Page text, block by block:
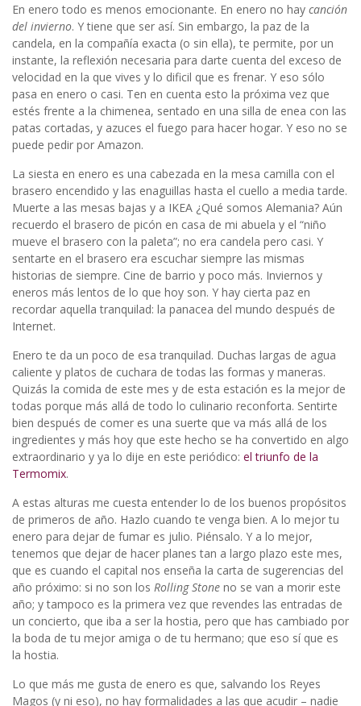
En enero todo es menos emocionante. En enero no hay canción
del invierno. Y tiene que ser así. Sin embargo, la paz de la
candela, en la compañía exacta (o sin ella), te permite, por un
instante, la reflexión necesaria para darte cuenta del exceso de
velocidad en la que vives y lo dificil que es frenar. Y eso sólo
pasa en enero o casi. Ten en cuenta esto la próxima vez que
estés frente a la chimenea, sentado en una silla de enea con las
patas cortadas, y azuces el fuego para hacer hogar. Y eso no se
puede pedir por Amazon.
La siesta en enero es una cabezada en la mesa camilla con el
brasero encendido y las enaguillas hasta el cuello a media tarde.
Muerte a las mesas bajas y a IKEA ¿Qué somos Alemania? Aún
recuerdo el brasero de picón en casa de mi abuela y el “niño
mueve el brasero con la paleta”; no era candela pero casi. Y
sentarte en el brasero era escuchar siempre las mismas
historias de siempre. Cine de barrio y poco más. Inviernos y
eneros más lentos de lo que hoy son. Y hay cierta paz en
recordar aquella tranquilad: la panacea del mundo después de
Internet.
Enero te da un poco de esa tranquilad. Duchas largas de agua
caliente y platos de cuchara de todas las formas y maneras.
Quizás la comida de este mes y de esta estación es la mejor de
todas porque más allá de todo lo culinario reconforta. Sentirte
bien después de comer es una suerte que va más allá de los
ingredientes y más hoy que este hecho se ha convertido en algo
extraordinario y ya lo dije en este periódico: el triunfo de la
Termomix.
A estas alturas me cuesta entender lo de los buenos propósitos
de primeros de año. Hazlo cuando te venga bien. A lo mejor tu
enero para dejar de fumar es julio. Piénsalo. Y a lo mejor,
tenemos que dejar de hacer planes tan a largo plazo este mes,
que es cuando el capital nos enseña la carta de sugerencias del
año próximo: si no son los Rolling Stone no se van a morir este
año; y tampoco es la primera vez que revendes las entradas de
un concierto, que iba a ser la hostia, pero que has cambiado por
la boda de tu mejor amiga o de tu hermano; que eso sí que es
la hostia.
Lo que más me gusta de enero es que, salvando los Reyes
Magos (y ni eso), no hay formalidades a las que acudir – nadie